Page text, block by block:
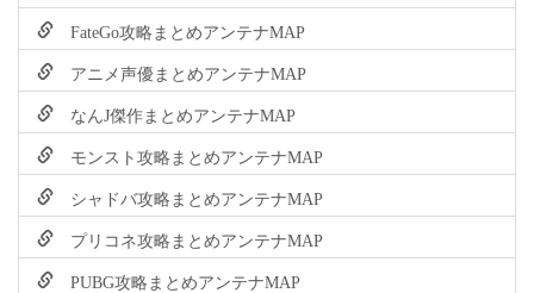
FateGo攻略まとめアンテナMAP
アニメ声優まとめアンテナMAP
なんJ傑作まとめアンテナMAP
モンスト攻略まとめアンテナMAP
シャドバ攻略まとめアンテナMAP
プリコネ攻略まとめアンテナMAP
PUBG攻略まとめアンテナMAP